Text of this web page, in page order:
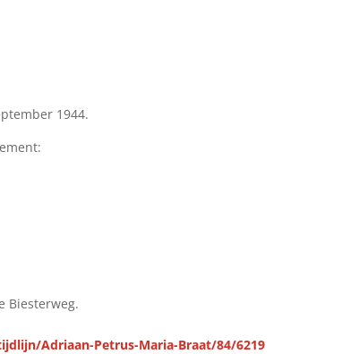
1944.
Biesterweg.
Adriaan-Petrus-Maria-Braat/84/6219